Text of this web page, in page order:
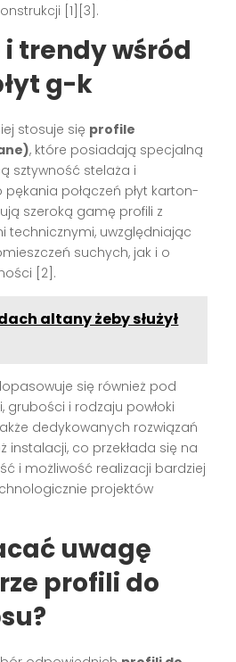
[1][3] .
trendy wśród
g-k
stosuje się profile
, które posiadają specjalną
sztywność stelaża i
połączeń płyt karton-
szeroką gamę profili z
technicznymi, uwzględniając
suchych, jak i o
[2] .
altany żeby służył
się również pod
grubości i rodzaju powłoki
dedykowanych rozwiązań
instalacji, co przekłada się na
i możliwość realizacji bardziej
projektów
uwagę
profili do